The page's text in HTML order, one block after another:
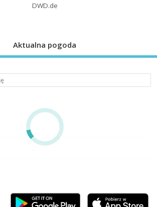
DWD.de
Aktualna pogoda